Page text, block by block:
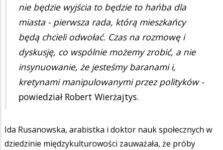
nie będzie wyjścia to będzie to hańba dla
miasta - pierwsza rada, którą mieszkańcy
będą chcieli odwołać. Czas na rozmowę i
dyskusję, co wspólnie możemy zrobić, a nie
insynuowanie, że jesteśmy baranami i,
kretynami manipulowanymi przez polityków -
powiedział Robert Wierżajtys.
Ida Rusanowska, arabistka i doktor nauk społecznych w
dziedzinie międzykulturowości zauważała, że próby